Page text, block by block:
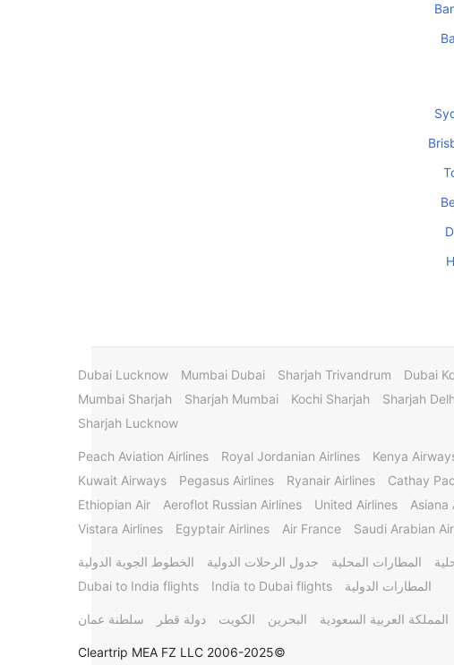
Dubai
Sharjah Trivandrum
Mumbai Dubai
Dubai Lucknow
Sharjah
Kochi Sharjah
Sharjah Mumbai
Mumbai Sharjah
Sharjah Lucknow
Kenya
Royal Jordanian Airlines
Peach Aviation Airlines
Cathay
Ryanair Airlines
Pegasus Airlines
Kuwait Airways
Asiana
United Airlines
Aeroflot Russian Airlines
Ethiopian Air
Saudi Arabian
Air France
Egyptair Airlines
Vistara Airlines
المطارات المحلية جدول الرحلات الدولية
الخطوط الجوية الدولية
المطارات الدولية
India to Dubai flights
Dubai to India flights
المملكة العربية السعودية البحرين الكويت دولة قطر سلطنة عمان
©2006-2025 Cleartrip MEA FZ LLC